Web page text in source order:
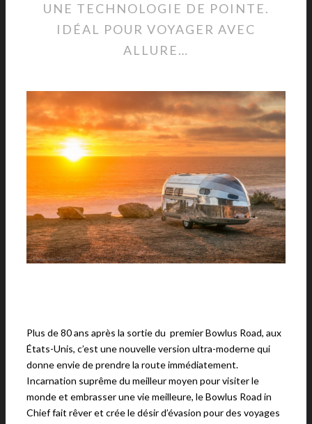
UNE TECHNOLOGIE DE POINTE.
IDÉAL POUR VOYAGER AVEC
ALLURE…
Plus de 80 ans après la sortie du premier Bowlus Road, aux
États-Unis, c’est une nouvelle version ultra-moderne qui
donne envie de prendre la route immédiatement.
Incarnation suprême du meilleur moyen pour visiter le
monde et embrasser une vie meilleure, le Bowlus Road in
Chief fait rêver et crée le désir d’évasion pour des voyages